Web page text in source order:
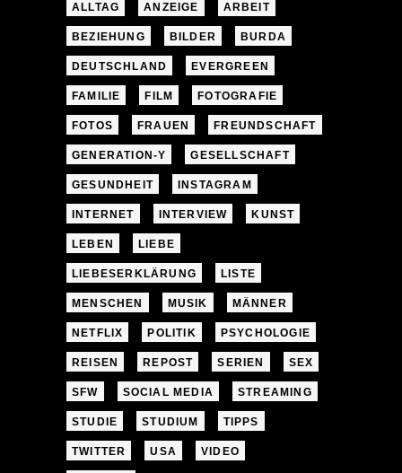
ALLTAG ANZEIGE ARBEIT
BEZIEHUNG BILDER BURDA
DEUTSCHLAND EVERGREEN
FAMILIE FILM FOTOGRAFIE
FOTOS FRAUEN FREUNDSCHAFT
GENERATION-Y GESELLSCHAFT
GESUNDHEIT INSTAGRAM
INTERNET INTERVIEW KUNST
LEBEN LIEBE
LIEBESERKLÄRUNG LISTE
MENSCHEN MUSIK MÄNNER
NETFLIX POLITIK PSYCHOLOGIE
REISEN REPOST SERIEN SEX
SFW SOCIAL MEDIA STREAMING
STUDIE STUDIUM TIPPS
TWITTER USA VIDEO